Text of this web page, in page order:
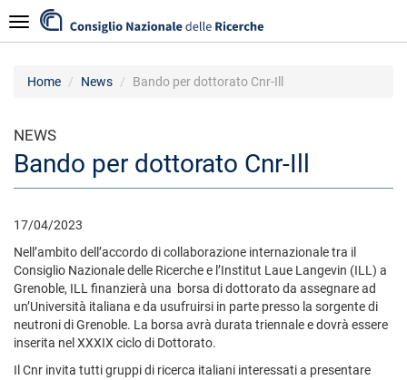
al
contenuto
Navigazione
Home News Bando per dottorato Cnr-Ill
NEWS
Bando per dottorato Cnr-Ill
17/04/2023
Nell’ambito dell’accordo di collaborazione internazionale tra il
Consiglio Nazionale delle Ricerche e l’Institut Laue Langevin (ILL) a
Grenoble, ILL finanzierà una borsa di dottorato da assegnare ad
un’Università italiana e da usufruirsi in parte presso la sorgente di
neutroni di Grenoble. La borsa avrà durata triennale e dovrà essere
inserita nel XXXIX ciclo di Dottorato.
Il Cnr invita tutti gruppi di ricerca italiani interessati a presentare